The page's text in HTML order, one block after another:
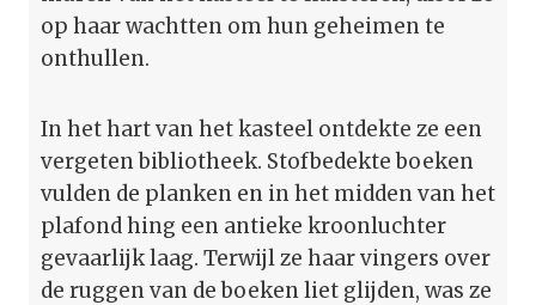
op haar wachtten om hun geheimen te
onthullen.
In het hart van het kasteel ontdekte ze een
vergeten bibliotheek. Stofbedekte boeken
vulden de planken en in het midden van het
plafond hing een antieke kroonluchter
gevaarlijk laag. Terwijl ze haar vingers over
de ruggen van de boeken liet glijden, was ze